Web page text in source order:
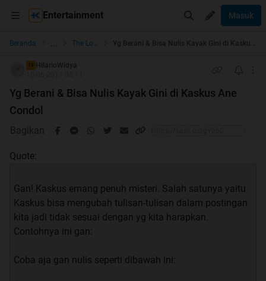
Entertainment Masuk
Beranda ... The Lounge
TS
HilarioWidya
Yg Berani & Bisa Nulis Kayak Gini di Kaskus Ane
Condol
Bagikan
Quote:
Gan! Kaskus emang penuh misteri. Salah satunya yaitu
Kaskus bisa mengubah tulisan-tulisan dalam postingan
kita jadi tidak sesuai dengan yg kita harapkan.
Contohnya ini gan:
Coba aja gan nulis seperti dibawah ini: